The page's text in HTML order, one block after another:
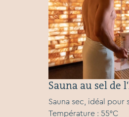
Sauna au sel de
Sauna sec, idéal pour
Température : 55°C